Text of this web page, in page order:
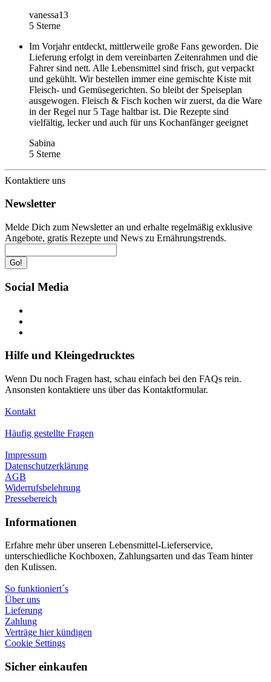
vanessa13
5 Sterne
Im Vorjahr entdeckt, mittlerweile große Fans geworden. Die
Lieferung erfolgt in dem vereinbarten Zeitenrahmen und die
Fahrer sind nett. Alle Lebensmittel sind frisch, gut verpackt
und gekühlt. Wir bestellen immer eine gemischte Kiste mit
Fleisch- und Gemüsegerichten. So bleibt der Speiseplan
ausgewogen. Fleisch & Fisch kochen wir zuerst, da die Ware
in der Regel nur 5 Tage haltbar ist. Die Rezepte sind
vielfältig, lecker und auch für uns Kochanfänger geeignet
Sabina
5 Sterne
Kontaktiere uns
Newsletter
Melde Dich zum Newsletter an und erhalte regelmäßig exklusive
Angebote, gratis Rezepte und News zu Ernährungstrends.
Go!
Social Media
Hilfe und Kleingedrucktes
Wenn Du noch Fragen hast, schau einfach bei den FAQs rein.
Ansonsten kontaktiere uns über das Kontaktformular.
Kontakt
Häufig gestellte Fragen
Impressum
Datenschutzerklärung
AGB
Widerrufsbelehrung
Pressebereich
Informationen
Erfahre mehr über unseren Lebensmittel-Lieferservice,
unterschiedliche Kochboxen, Zahlungsarten und das Team hinter
den Kulissen.
So funktioniert´s
Über uns
Lieferung
Zahlung
Verträge hier kündigen
Cookie Settings
Sicher einkaufen